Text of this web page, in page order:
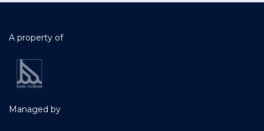
A property of
Managed by